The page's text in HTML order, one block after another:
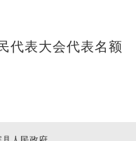
代表大会代表名额